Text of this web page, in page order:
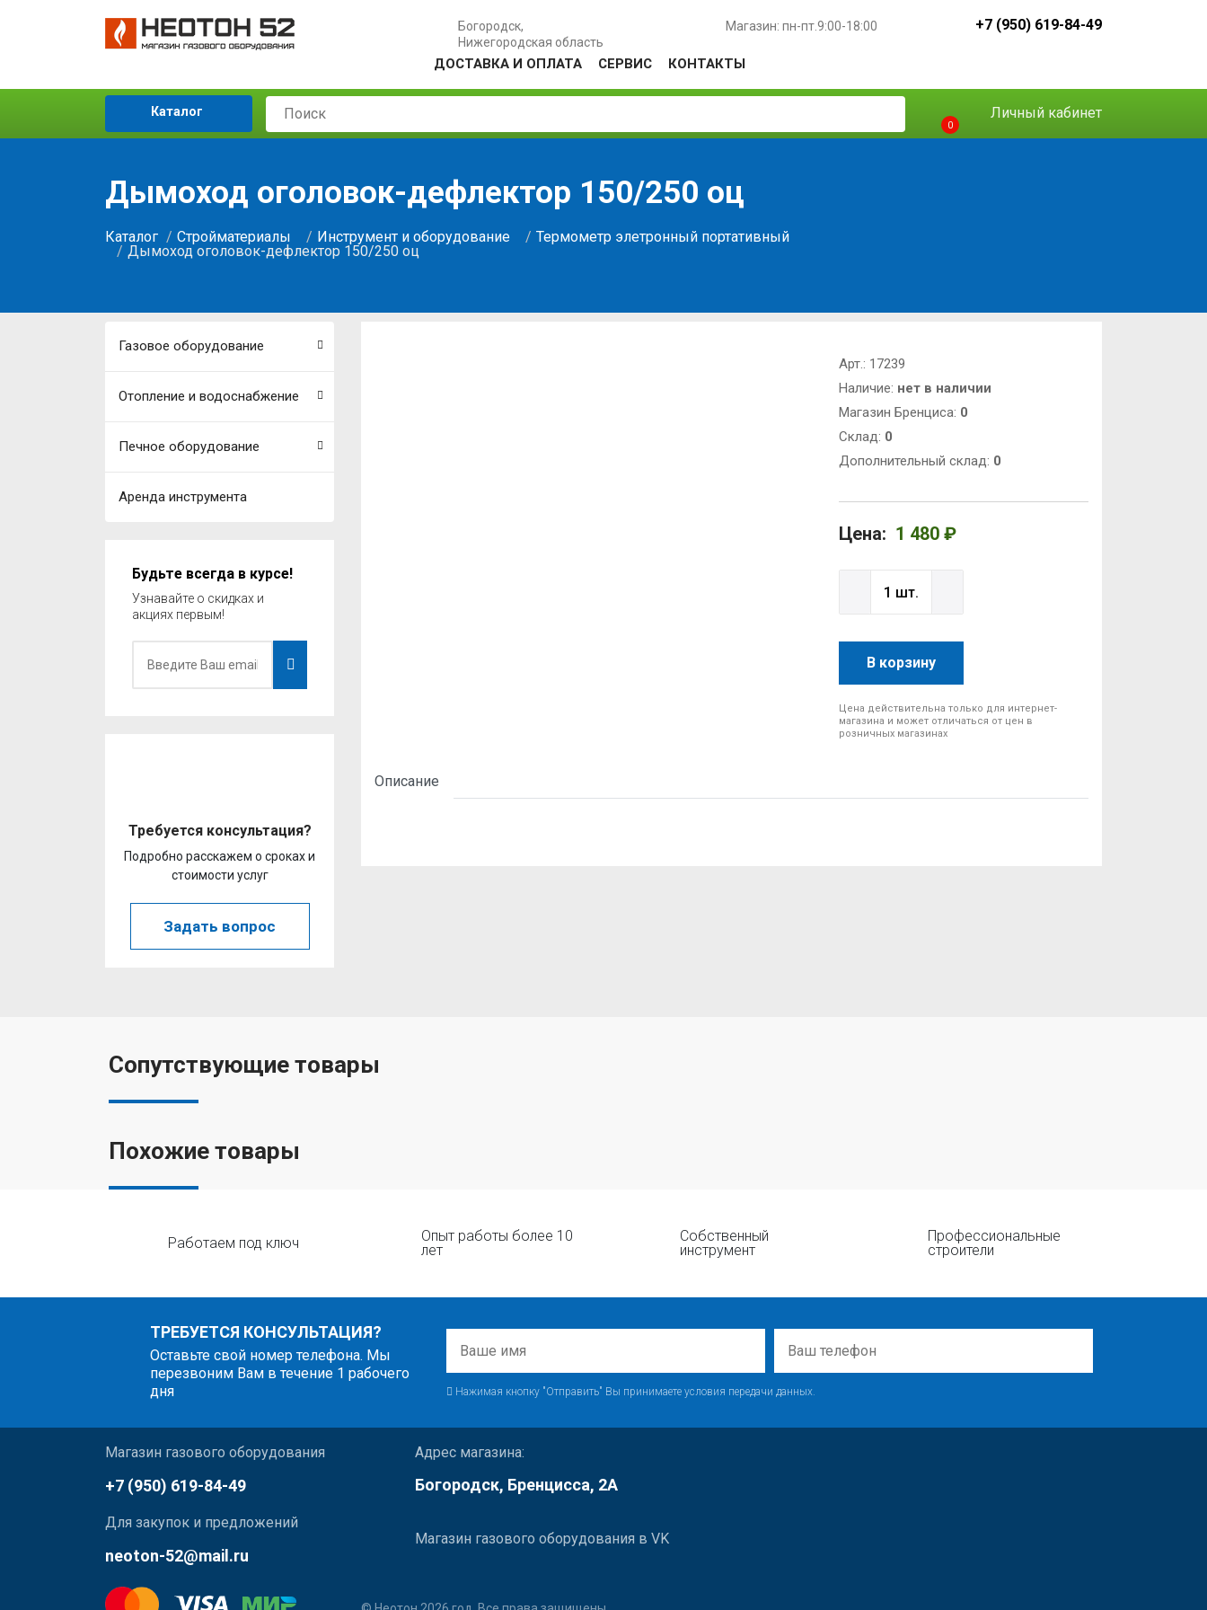
Богородск,
Нижегородская область
Магазин: пн-пт.9:00-18:00 +7 (950) 619-84-49
ДОСТАВКА И ОПЛАТА СЕРВИС КОНТАКТЫ
Каталог
0
Личный кабинет
Дымоход оголовок-дефлектор 150/250 оц
Каталог Стройматериалы Инструмент и оборудование
Термометр элетронный портативный
Дымоход оголовок-дефлектор 150/250 оц
Газовое оборудование
Отопление и водоснабжение
Печное оборудование
Аренда инструмента
Будьте всегда в курсе!
Узнавайте о скидках и
акциях первым!
Требуется консультация?
Подробно расскажем о сроках и
стоимости услуг
Задать вопрос
Арт.: 17239
Наличие: нет в наличии
Магазин Бренциса: 0
Cклад: 0
Дополнительный склад: 0
Цена: 1 480 ₽
В корзину
Цена действительна только для интернет-
магазина и может отличаться от цен в
розничных магазинах
Описание
Сопутствующие товары
Похожие товары
Работаем под ключ
Опыт работы более 10
лет
Собственный
инструмент
Профессиональные
строители
ТРЕБУЕТСЯ КОНСУЛЬТАЦИЯ?
Оставьте свой номер телефона. Мы
перезвоним Вам в течение 1 рабочего
дня
Нажимая кнопку "Отправить" Вы принимаете условия передачи данных.
Магазин газового оборудования
+7 (950) 619-84-49
Для закупок и предложений
neoton-52@mail.ru
Адрес магазина:
Богородск, Бренцисса, 2А
Магазин газового оборудования в VK